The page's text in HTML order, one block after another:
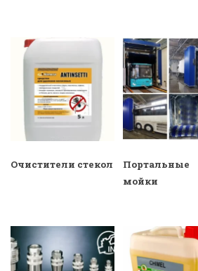
Очистители стекол
Портальные
мойки